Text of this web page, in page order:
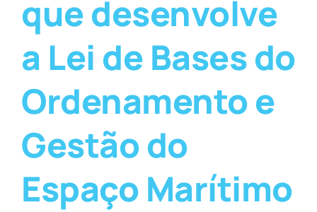
que desenvolve
a Lei de Bases do
Ordenamento e
Gestão do
Espaço Marítimo